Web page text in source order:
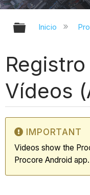
Inicio
Vídeos
IMPORTANT
Videos show the
Procore Android app.